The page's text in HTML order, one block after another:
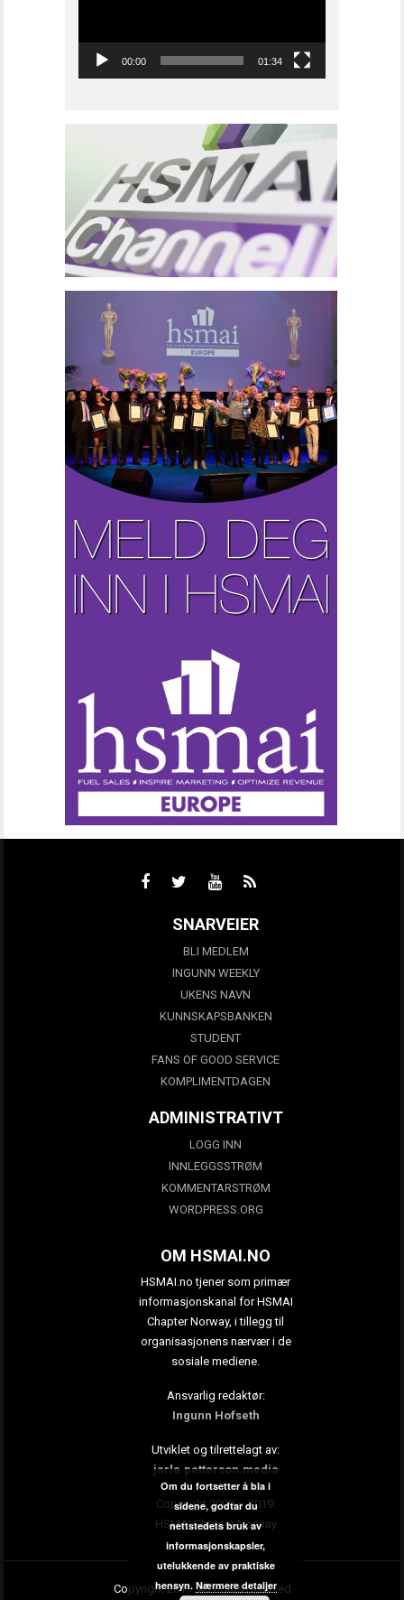
00:00 01:34
SNARVEIER
BLI MEDLEM
INGUNN WEEKLY
UKENS NAVN
KUNNSKAPSBANKEN
STUDENT
FANS OF GOOD SERVICE
KOMPLIMENTDAGEN
ADMINISTRATIVT
LOGG INN
INNLEGGSSTRØM
KOMMENTARSTRØM
WORDPRESS.ORG
OM HSMAI.NO
HSMAI.no tjener som primær
informasjonskanal for HSMAI
Chapter Norway, i tillegg til
organisasjonens nærvær i de
sosiale mediene.
Ansvarlig redaktør:
Ingunn Hofseth
Utviklet og tilrettelagt av:
jarle.petterson.media
Copyright 2009 – 2019:
HSMAI Chapter Norway
Copyright 2019. All rights reserved
Om du fortsetter å bla i
sidene, godtar du
nettstedets bruk av
informasjonskapsler,
utelukkende av praktiske
hensyn. Nærmere detaljer